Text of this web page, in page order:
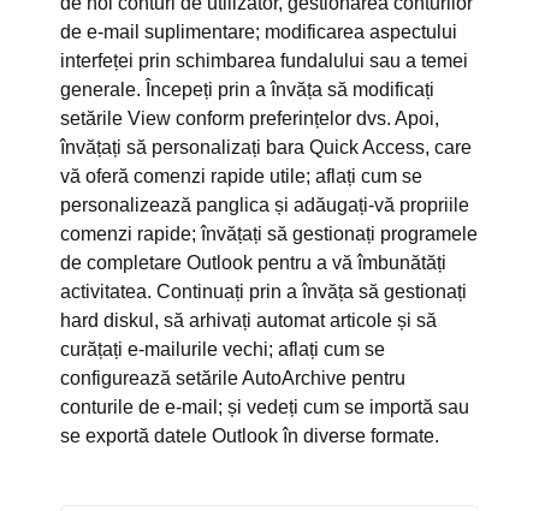
de e-mail suplimentare; modificarea aspectului
interfeței prin schimbarea fundalului sau a temei
generale. Începeți prin a învăța să modificați
setările View conform preferințelor dvs. Apoi,
învățați să personalizați bara Quick Access, care
vă oferă comenzi rapide utile; aflați cum se
personalizează panglica și adăugați-vă propriile
comenzi rapide; învățați să gestionați programele
de completare Outlook pentru a vă îmbunătăți
activitatea. Continuați prin a învăța să gestionați
hard diskul, să arhivați automat articole și să
curățați e-mailurile vechi; aflați cum se
configurează setările AutoArchive pentru
conturile de e-mail; și vedeți cum se importă sau
se exportă datele Outlook în diverse formate.